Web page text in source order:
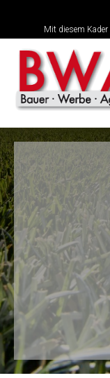
Mit diesem Kader
TSG-